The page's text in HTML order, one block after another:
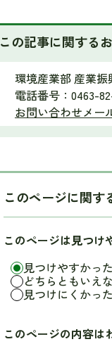
この記事に関する
環境産業部 産業
電話番号：0463-
お問い合わせメー
このページに関す
このページは見つけ
見つけやすかった
どちらともいえ
見つけにくかった
このページの内容は